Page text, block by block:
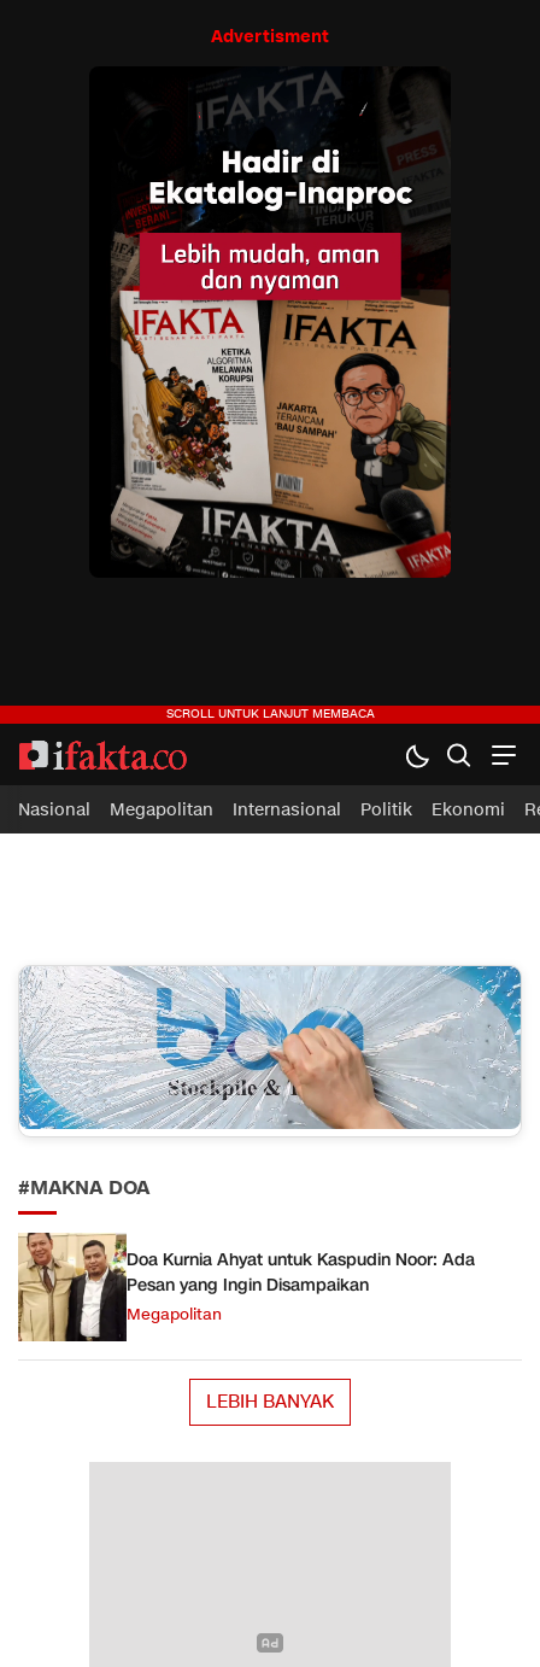
Advertisment
ifakta.co
#pastibenar
Nasional Megapolitan Internasional Politik Ekonomi
#MAKNA DOA
Doa Kurnia Ahyat untuk Kaspudin Noor: Ada
Pesan yang Ingin Disampaikan
Megapolitan
LEBIH BANYAK